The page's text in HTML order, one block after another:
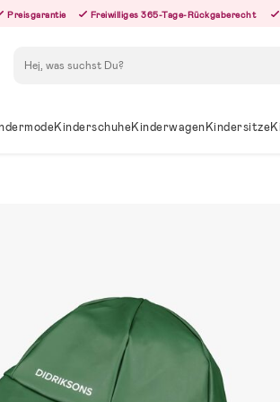
Preisgarantie Freiwilliges 365-Tage-Rückgaberecht
KinderschuheKinderwagenKindersitze